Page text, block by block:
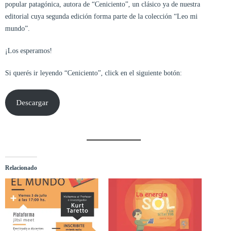
popular patagónica, autora de “Ceniciento”, un clásico ya de nuestra
editorial cuya segunda edición forma parte de la colección “Leo mi
mundo”.
¡Los esperamos!
Si querés ir leyendo “Ceniciento”, click en el siguiente botón:
Descargar
Relacionado